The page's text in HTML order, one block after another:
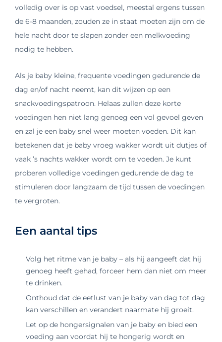
volledig over is op vast voedsel, meestal ergens tussen
de 6-8 maanden, zouden ze in staat moeten zijn om de
hele nacht door te slapen zonder een melkvoeding
nodig te hebben.
Als je baby kleine, frequente voedingen gedurende de
dag en/of nacht neemt, kan dit wijzen op een
snackvoedingspatroon. Helaas zullen deze korte
voedingen hen niet lang genoeg een vol gevoel geven
en zal je een baby snel weer moeten voeden. Dit kan
betekenen dat je baby vroeg wakker wordt uit dutjes of
vaak ’s nachts wakker wordt om te voeden. Je kunt
proberen volledige voedingen gedurende de dag te
stimuleren door langzaam de tijd tussen de voedingen
te vergroten.
Een aantal tips
Volg het ritme van je baby – als hij aangeeft dat hij
genoeg heeft gehad, forceer hem dan niet om meer
te drinken.
Onthoud dat de eetlust van je baby van dag tot dag
kan verschillen en verandert naarmate hij groeit.
Let op de hongersignalen van je baby en bied een
voeding aan voordat hij te hongerig wordt en